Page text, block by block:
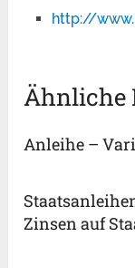
http://
Ähnliche
Anleihe –
Zinsen auf